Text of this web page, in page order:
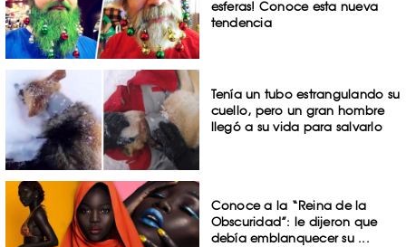
esferas! Conoce esta nueva
tendencia
Tenía un tubo estrangulando su
cuello, pero un gran hombre
llegó a su vida para salvarlo
Conoce a la “Reina de la
Obscuridad”: le dijeron que
debía emblanquecer su ...